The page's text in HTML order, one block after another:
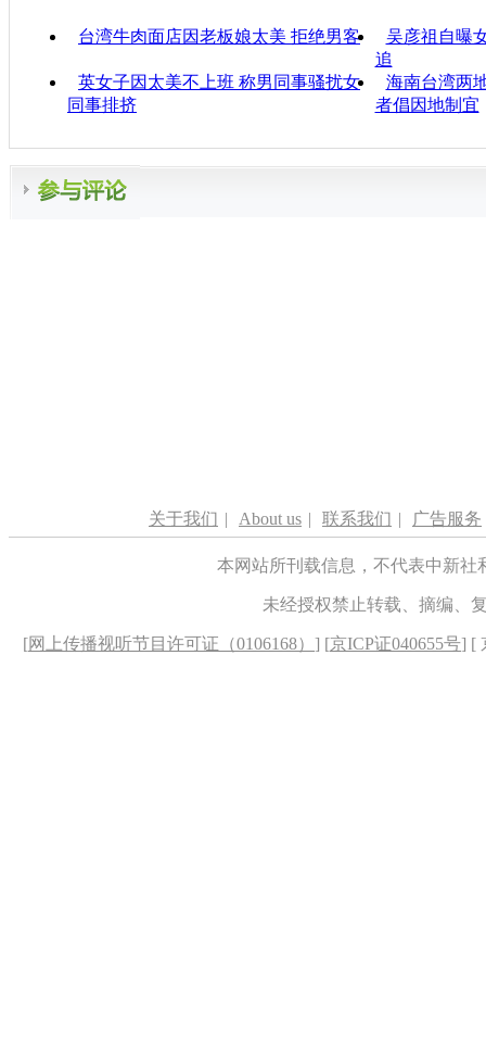
台湾牛肉面店因老板娘太美 拒绝男客
吴彦祖自曝
追
英女子因太美不上班 称男同事骚扰女
同事排挤
海南台湾两
者倡因地制宜
关于我们 | About us | 联系我们 | 广告服务
本网站所刊载信息，不代表中新
未经授权禁止转载、摘编、
[网上传播视听节目许可证（0106168） ] [京ICP证040655号] [